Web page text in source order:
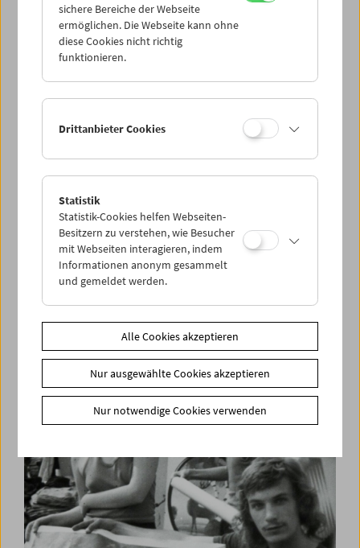
Kinoreal: Mark Jenkin
La lotta non è ancora finita
Feministisches Kino aus Italien
sichere Bereiche der Webseite
ermöglichen. Die Webseite kann ohne
diese Cookies nicht richtig
funktionieren.
Drittanbieter Cookies
Statistik
Statistik-Cookies helfen Webseiten-
Besitzern zu verstehen, wie Besucher
mit Webseiten interagieren, indem
Informationen anonym gesammelt
und gemeldet werden.
Alle Cookies akzeptieren
Nur ausgewählte Cookies akzeptieren
Nur notwendige Cookies verwenden